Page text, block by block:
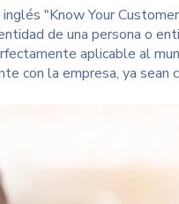
inglés "Know Your Customer
de una persona o
aplicable al
con la empresa, ya sean